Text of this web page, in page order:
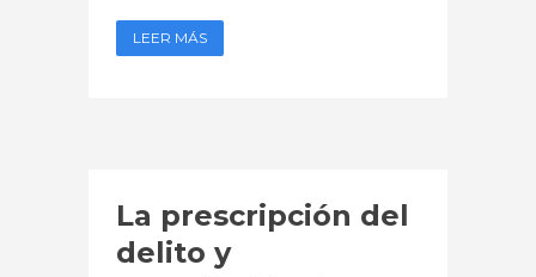
LEER MÁS
La prescripción del
delito y